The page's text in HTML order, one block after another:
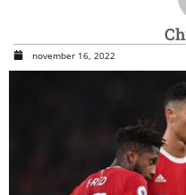
november 16, 2022